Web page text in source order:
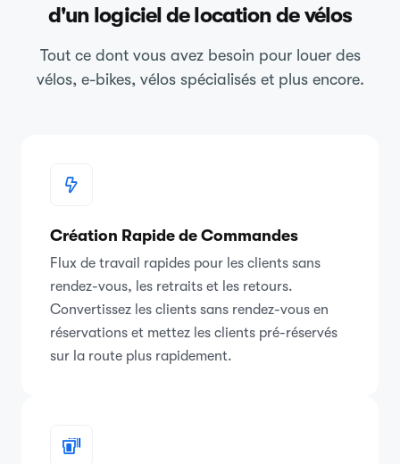
d'un logiciel de location de vélos
Tout ce dont vous avez besoin pour louer des
vélos, e-bikes, vélos spécialisés et plus encore.
Création Rapide de Commandes
Flux de travail rapides pour les clients sans
rendez-vous, les retraits et les retours.
Convertissez les clients sans rendez-vous en
réservations et mettez les clients pré-réservés
sur la route plus rapidement.